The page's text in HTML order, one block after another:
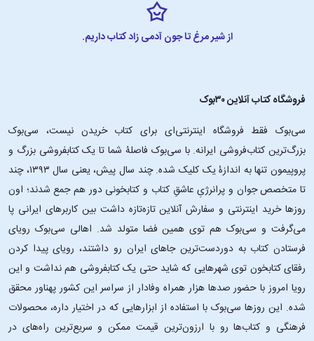
از شیر مرغ تا جون آدمی زاد کتاب داریم.
فروشگاه کتاب آنلاین ۳۰بوک
سی‌بوک فقط فروشگاه اینترنتی‌ای برای کتاب خریدن نیست، سی‌بوک
بزرگ‌ترین کتاب‌فروشی ایرانه. با سی‌بوک فاصلۀ شما تا یک کتابفروشی بزرگ و
پروپیمون تنها به اندازۀ یک کلیک شده. چند سال پیش، یعنی سال ۱۳۹۳، چند
تا متخصص جوان و پرانرژیِ عاشقِ کتاب و کتابخونی دور هم جمع شدند؛ اون‌
روزها خرید اینترنتی و سفارش آنلاین تازه‌تازه داشت بین کاربرهای ایرانی پا
می‌گرفت و سی‌بوک هم توی همین فضا متولد شد. اهالی سی‌بوک رویای
فرستادن کتاب به دوردست‌ترین جاهای ایران رو داشتند، رویای پیدا کردن
رفقای کتابخون توی شهرهایی که شاید حتی یک کتابفروشی هم نداشت و این
رویا امروز با حضور صدها هزار همراه وفادار از سراسر این کشور پهناور محقق
شده. این ‌روزها سی‌بوک با استفاده از ابزارهایی که در اختیار داره، محصولات
فرهنگی و کتاب‌ها رو با ارزون‌ترین قیمت ممکن و سریع‌ترین راه‌های در